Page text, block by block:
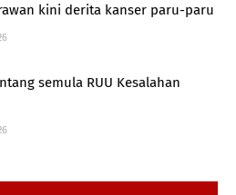
kini derita kanser paru-paru
semula RUU Kesalahan